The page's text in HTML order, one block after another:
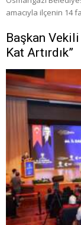
amacıyla ilçenin 14
Başkan Vekili
Kat Artırdık”